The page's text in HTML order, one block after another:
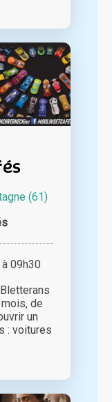
(61)
09h30
de
un
: voitures